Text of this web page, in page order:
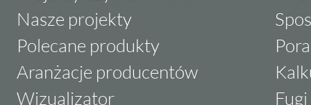
Nasze projekty
Polecane produkty
Aranżacje producentów
Wizualizator